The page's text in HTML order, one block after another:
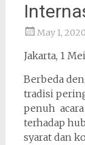
May 1, 2020
Jakarta, 1
Berbeda
tradisi
penuh
terhadap
syarat dan